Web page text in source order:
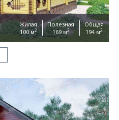
Жилая
100 м2
Полезная
169 м2
Общая
194 м2